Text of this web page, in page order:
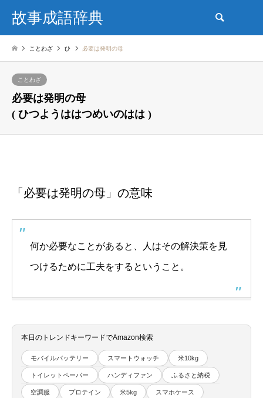
故事成語辞典
ことわざ ひ 必要は発明の母
ことわざ
必要は発明の母
( ひつようははつめいのはは )
「必要は発明の母」の意味
何か必要なことがあると、人はその解決策を見
つけるために工夫をするということ。
本日のトレンドキーワードでAmazon検索
モバイルバッテリー スマートウォッチ 米10kg
トイレットペーパー ハンディファン ふるさと納税
空調服 プロテイン 米5kg スマホケース